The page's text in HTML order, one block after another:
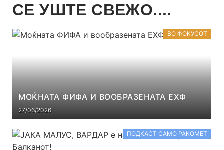
СЕ УШТЕ СВЕЖО....
ВО ФОКУСОТ
МОЌНАТА ФИФА И ВООБРАЗЕНАТА ЕХФ
27/06/2026
ПОДКАСТ САМО РАКОМЕТ